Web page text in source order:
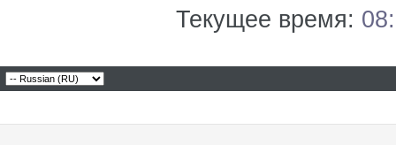
Текущее время: